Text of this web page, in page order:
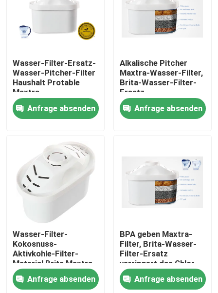
Nach Hause
Über uns
Kontakte
Produkte
Klassischer Wasser-Pitcher
Maxtra-Wasser-Pitcher
alkalische Wasserflasche
Alkalischer Wasserfilter
klassische Wasserfilter
Wasser-Filter-Ersatz-
Wasser-Pitcher-Filter
Haushalt Protable
Maxtra
Anfrage absenden
Alkalische Pitcher
Maxtra-Wasser-Filter,
Brita-Wasser-Filter-
Ersatz
Anfrage absenden
Wasser-Filter-
Kokosnuss-
Aktivkohle-Filter-
Material Brita Maxtra
Anfrage absenden
BPA geben Maxtra-
Filter, Brita-Wasser-
Filter-Ersatz
verringert das Chlor
frei
Anfrage absenden